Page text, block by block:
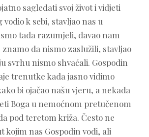
sagledati svoj život i vidjeti
vodio k sebi, stavljao nas u
tada razumjeli, davao nam
znamo da nismo zaslužili, stavljao
svrhu nismo shvaćali. Gospodin
trenutke kada jasno vidimo
bi ojačao našu vjeru, a nekada
Boga u nemoćnom pretučenom
pod teretom križa. Često ne
kojim nas Gospodin vodi, ali